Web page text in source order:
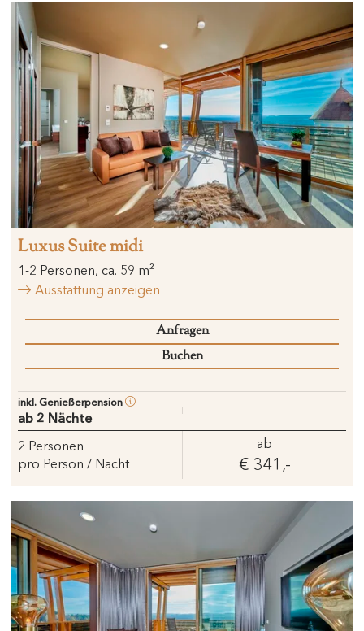
Luxus Suite midi
1-2 Personen, ca. 59 m²
Ausstattung anzeigen
Anfragen
Buchen
inkl. Genießerpension
ab 2 Nächte
2 Personen
pro Person / Nacht
ab
€ 341,-